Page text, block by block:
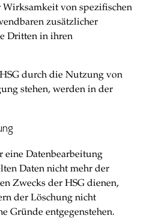
von spezifischen
zusätzlicher
Dritten in ihren
durch die Nutzung von
stehen, werden in der
eine Datenbearbeitung
Daten nicht mehr der
Zwecks der HSG dienen,
der Löschung nicht
Gründe entgegenstehen.